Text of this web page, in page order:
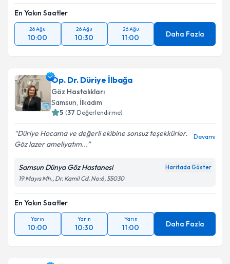
En Yakın Saatler
26 Ağu
10:00
26 Ağu
10:30
26 Ağu
11:00 Daha Fazla
Op. Dr. Düriye İlbağa
Göz Hastalıkları
Samsun, İlkadım
5 (37 Değerlendirme)
Düriye Hocama ve değerli ekibine sonsuz teşekkürler.
Göz lazer ameliyatım...
Devamı
Samsun Dünya Göz Hastanesi Haritada Göster
19 Mayıs Mh., Dr. Kamil Cd. No:6, 55030
En Yakın Saatler
Yarın
10:00
Yarın
10:30
Yarın
11:00 Daha Fazla